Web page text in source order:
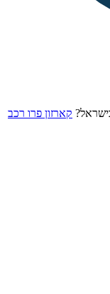
קארזון פרו רכב